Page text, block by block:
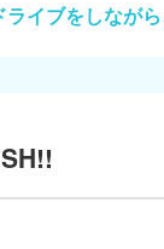
イブをしなが